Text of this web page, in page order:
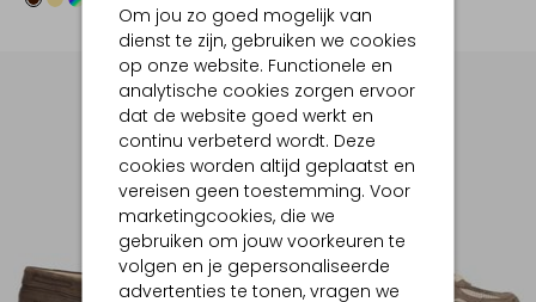
Om jou zo goed mogelijk van
dienst te zijn, gebruiken we cookies
op onze website. Functionele en
analytische cookies zorgen ervoor
dat de website goed werkt en
continu verbeterd wordt. Deze
cookies worden altijd geplaatst en
vereisen geen toestemming. Voor
marketingcookies, die we
gebruiken om jouw voorkeuren te
volgen en je gepersonaliseerde
advertenties te tonen, vragen we